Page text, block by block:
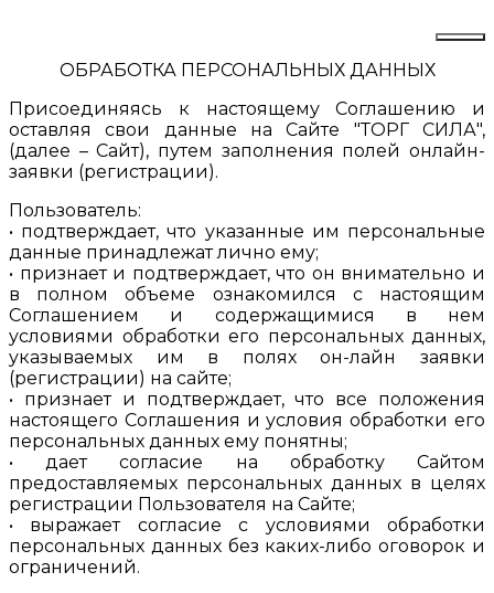
ОБРАБОТКА ПЕРСОНАЛЬНЫХ ДАННЫХ
Присоединяясь к настоящему Соглашению и
оставляя свои данные на Сайте "ТОРГ СИЛА",
(далее – Сайт), путем заполнения полей онлайн-
заявки (регистрации).
Пользователь:
• подтверждает, что указанные им персональные
данные принадлежат лично ему;
• признает и подтверждает, что он внимательно и
в полном объеме ознакомился с настоящим
Соглашением и содержащимися в нем
условиями обработки его персональных данных,
указываемых им в полях он-лайн заявки
(регистрации) на сайте;
• признает и подтверждает, что все положения
настоящего Соглашения и условия обработки его
персональных данных ему понятны;
• дает согласие на обработку Сайтом
предоставляемых персональных данных в целях
регистрации Пользователя на Сайте;
• выражает согласие с условиями обработки
персональных данных без каких-либо оговорок и
ограничений.